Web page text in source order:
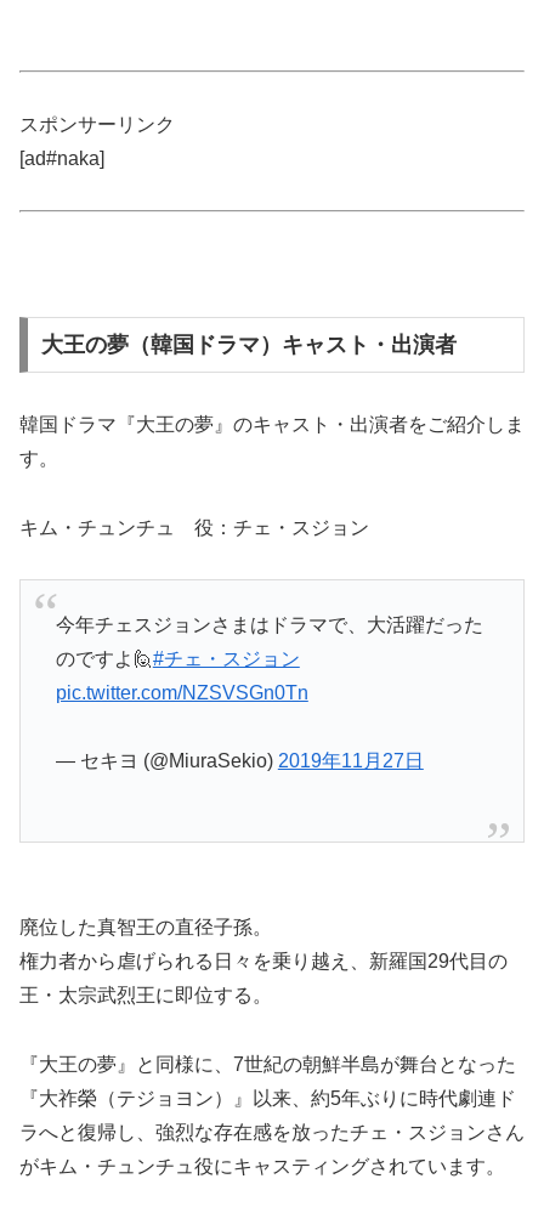
スポンサーリンク
[ad#naka]
大王の夢（韓国ドラマ）キャスト・出演者
韓国ドラマ『大王の夢』のキャスト・出演者をご紹介しま
す。
キム・チュンチュ 役：チェ・スジョン
今年チェスジョンさまはドラマで、大活躍だった
のですよ🙋#チェ・スジョン
pic.twitter.com/NZSVSGn0Tn
— セキヨ (@MiuraSekio) 2019年11月27日
廃位した真智王の直径子孫。
権力者から虐げられる日々を乗り越え、新羅国29代目の
王・太宗武烈王に即位する。
『大王の夢』と同様に、7世紀の朝鮮半島が舞台となった
『大祚榮（テジョヨン）』以来、約5年ぶりに時代劇連ド
ラへと復帰し、強烈な存在感を放ったチェ・スジョンさん
がキム・チュンチュ役にキャスティングされています。